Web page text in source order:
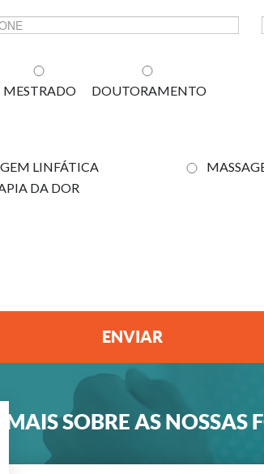
MESTRADO DOUTORAMENTO
LINFÁTICA
DA DOR
MAIS SOBRE AS NOSSAS